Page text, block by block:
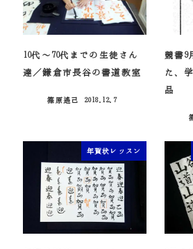
10代～70代までの生徒さん
達／鎌倉市長谷の書道教室
篠原遙己
2018.12.7
競書9
た、
品
年賀状レッスン